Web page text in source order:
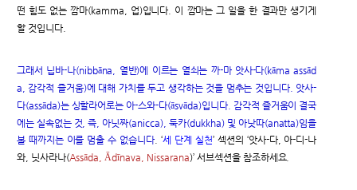
떤 힘도 없는 깜마(kamma, 업)입니다. 이 깜마는 그 일을 한 결과만 생기게
할 것입니다.
그래서 닙바-나(nibbāna, 열반)에 이르는 열쇠는 까-마 앗사-다(kāma assād
a, 감각적 즐거움)에 대해 가치를 두고 생각하는 것을 멈추는 것입니다. 앗사-
다(assāda)는 싱할라어로는 아-스와-다(āsvāda)입니다. 감각적 즐거움이 결국
에는 실속없는 것, 즉, 아닛짜(anicca), 둑카(dukkha) 및 아낫따(anatta)임을
볼 때까지는 이를 멈출 수 없습니다 . ‘세 단계 실천’ 섹션의 ‘앗사-다, 아-디-나
와, 닛사라나(Assāda, Ādīnava, Nissarana)’ 서브섹션을 참조하세요.